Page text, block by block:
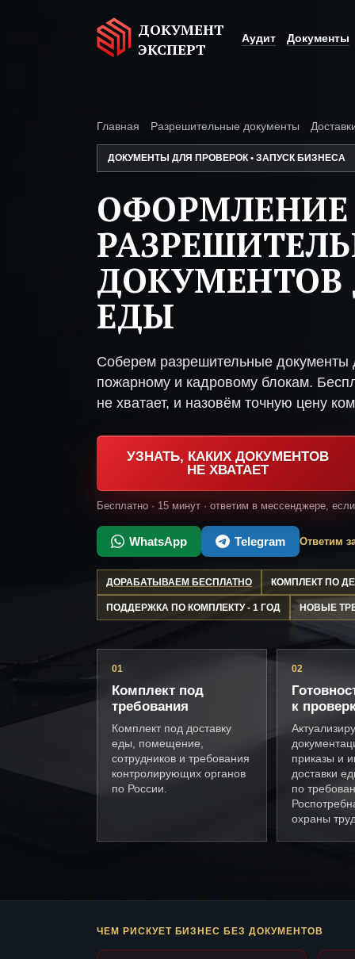
ДОКУМЕНТ
ЭКСПЕРТ
Аудит Документы
Главная Разрешительные документы
ДОКУМЕНТЫ ДЛЯ ПРОВЕРОК • ЗАПУСК БИЗНЕСА
ОФОРМЛЕНИЕ
ДОКУМЕНТОВ
ЕДЫ
Соберем разрешительные документы
пожарному и кадровому блокам.
не хватает, и назовём точную цену
УЗНАТЬ, КАКИХ ДОКУМЕНТОВ
НЕ ХВАТАЕТ
Бесплатно · 15 минут · ответим в мессенджере,
WhatsApp Telegram Ответим
ДОРАБАТЫВАЕМ БЕСПЛАТНО КОМПЛЕКТ ПО
ПОДДЕРЖКА ПО КОМПЛЕКТУ - 1 ГОД НОВЫЕ
01
Комплект под
требования
Комплект под доставку
еды, помещение,
сотрудников и требования
контролирующих органов
по России.
02
к
приказы и
доставки
по
охраны
ЧЕМ РИСКУЕТ БИЗНЕС БЕЗ ДОКУМЕНТОВ